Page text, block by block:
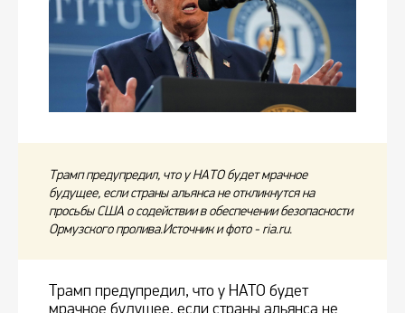
Трамп предупредил, что у НАТО будет мрачное
будущее, если страны альянса не откликнутся на
просьбы США о содействии в обеспечении безопасности
Ормузского пролива.Источник и фото - ria.ru.
Трамп предупредил, что у НАТО будет
мрачное будущее, если страны альянса не